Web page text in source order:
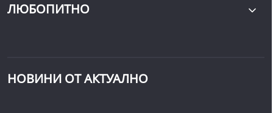
ЛЮБОПИТНО
НОВИНИ ОТ АКТУАЛНО